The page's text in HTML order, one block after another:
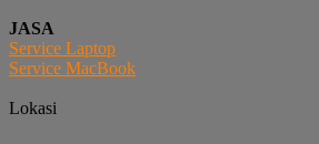
JASA
Service Laptop
Service MacBook
Lokasi